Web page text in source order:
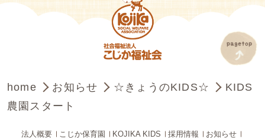
home お知らせ ☆きょうのKIDS☆
KIDS
農園スタート
法人概要 こじか保育園 KOJIKA KIDS 採用情報 お知らせ